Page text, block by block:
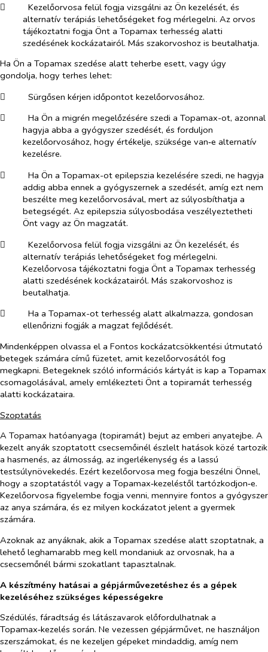
​
Kezelőorvosa felül fogja vizsgálni az Ön kezelését, és
alternatív terápiás lehetőségeket fog mérlegelni. Az orvos
tájékoztatni fogja Önt a Topamax terhesség alatti
szedésének kockázatairól. Más szakorvoshoz is beutalhatja.
Ha Ön a Topamax szedése alatt teherbe esett, vagy úgy
gondolja, hogy terhes lehet:
​
Sürgősen kérjen időpontot kezelőorvosához.
​
Ha Ön a migrén megelőzésére szedi a Topamax-ot, azonnal
hagyja abba a gyógyszer szedését, és forduljon
kezelőorvosához, hogy értékelje, szüksége van‑e alternatív
kezelésre.
​
Ha Ön a Topamax-ot epilepszia kezelésére szedi, ne hagyja
addig abba ennek a gyógyszernek a szedését, amíg ezt nem
beszélte meg kezelőorvosával, mert az súlyosbíthatja a
betegségét. Az epilepszia súlyosbodása veszélyeztetheti
Önt vagy az Ön magzatát.
​
Kezelőorvosa felül fogja vizsgálni az Ön kezelését, és
alternatív terápiás lehetőségeket fog mérlegelni.
Kezelőorvosa tájékoztatni fogja Önt a Topamax terhesség
alatti szedésének kockázatairól. Más szakorvoshoz is
beutalhatja.
​
Ha a Topamax-ot terhesség alatt alkalmazza, gondosan
ellenőrizni fogják a magzat fejlődését.
Mindenképpen olvassa el a Fontos kockázatcsökkentési útmutató
betegek számára című füzetet, amit kezelőorvosától fog
megkapni. Betegeknek szóló információs kártyát is kap a Topamax
csomagolásával, amely emlékezteti Önt a topiramát terhesség
alatti kockázataira.
Szoptatás
A Topamax hatóanyaga (topiramát) bejut az emberi anyatejbe. A
kezelt anyák szoptatott csecsemőinél észlelt hatások közé tartozik
a hasmenés, az álmosság, az ingerlékenység és a lassú
testsúlynövekedés. Ezért kezelőorvosa meg fogja beszélni Önnel,
hogy a szoptatástól vagy a Topamax‑kezeléstől tartózkodjon‑e.
Kezelőorvosa figyelembe fogja venni, mennyire fontos a gyógyszer
az anya számára, és ez milyen kockázatot jelent a gyermek
számára.
Azoknak az anyáknak, akik a Topamax szedése alatt szoptatnak, a
lehető leghamarabb meg kell mondaniuk az orvosnak, ha a
csecsemőnél bármi szokatlant tapasztalnak.
A készítmény hatásai a gépjárművezetéshez és a gépek
kezeléséhez szükséges képességekre
Szédülés, fáradtság és látászavarok előfordulhatnak a
Topamax‑kezelés során. Ne vezessen gépjárművet, ne használjon
szerszámokat, és ne kezeljen gépeket mindaddig, amíg nem